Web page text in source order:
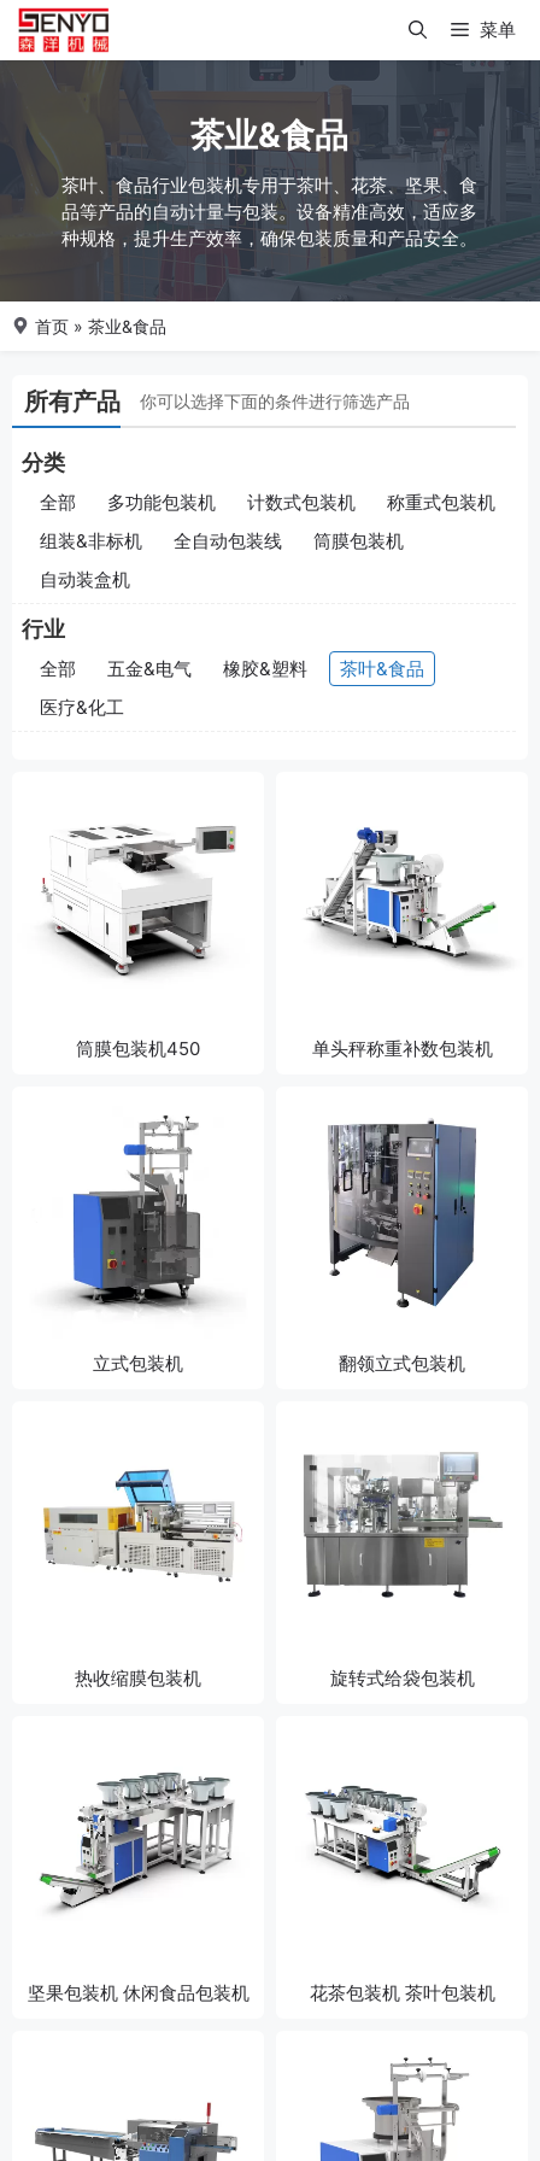
内
菜单
茶业&食品
茶叶、食品行业包装机专用于茶叶、花茶、坚果、食
品等产品的自动计量与包装。设备精准高效，适应多
种规格，提升生产效率，确保包装质量和产品安全。
首页 » 茶业&食品
所有产品 你可以选择下面的条件进行筛选产品
分类
全部 多功能包装机 计数式包装机
称重式包装机
组装&非标机
全自动包装线
筒膜包装机
自动装盒机
行业
全部 五金&电气 橡胶&塑料
茶叶&食品
医疗&化工
筒膜包装机450 单头秤称重补数包装机
立式包装机 翻领立式包装机
热收缩膜包装机 旋转式给袋包装机
坚果包装机 休闲食品包装机 花茶包装机 茶叶包装机